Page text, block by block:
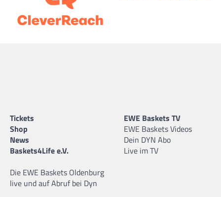
Tickets
Shop
News
Baskets4Life e.V.
Die EWE Baskets Oldenburg
live und auf Abruf bei Dyn
EWE Baskets TV
EWE Baskets Videos
Dein DYN Abo
Live im TV